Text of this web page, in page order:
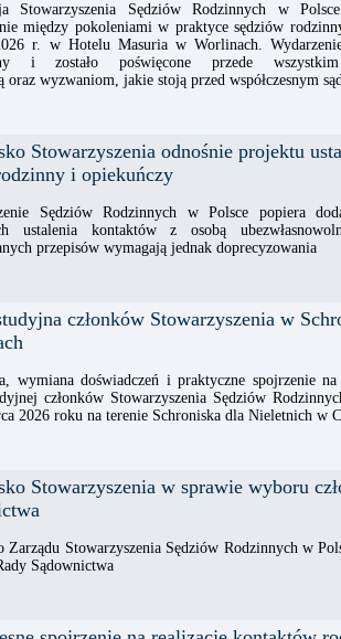
Stowarzyszenia Sędziów Rodzinnych w
między pokoleniami w praktyce sędziów
r. w Hotelu Masuria w Worlinach.
i zostało poświęcone przede
wyzwaniom, jakie stoją przed współczesnym
Stowarzyszenia odnośnie projektu
i opiekuńczy
Sędziów Rodzinnych w Polsce popiera
ustalenia kontaktów z osobą
przepisów wymagają jednak doprecyzowania
członków Stowarzyszenia w
wymiana doświadczeń i praktyczne spojrzenie
członków Stowarzyszenia Sędziów
2026 roku na terenie Schroniska dla Nieletnich w
Stowarzyszenia w sprawie wyboru
Zarządu Stowarzyszenia Sędziów Rodzinnych w
Sądownictwa